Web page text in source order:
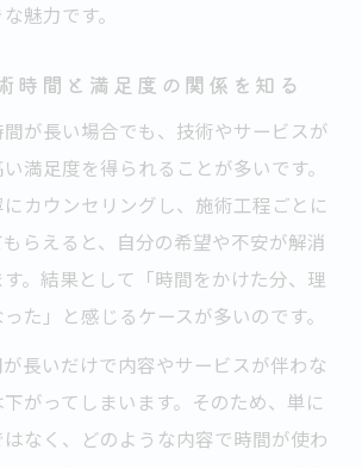
魅力です。
時間と満足度の関係を知る
が長い場合でも、技術やサービスが
満足度を得られることが多いです。
カウンセリングし、施術工程ごとに
らえると、自分の希望や不安が解消
。結果として「時間をかけた分、理
た」と感じるケースが多いのです。
長いだけで内容やサービスが伴わな
がってしまいます。そのため、単に
なく、どのような内容で時間が使わ